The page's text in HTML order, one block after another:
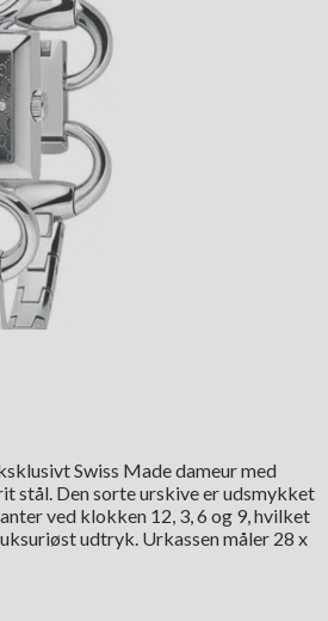
kr..
Swiss Made dameur med
stål. Den sorte urskive er udsmykket
ved klokken 12, 3, 6 og 9, hvilket
udtryk. Urkassen måler 28 x